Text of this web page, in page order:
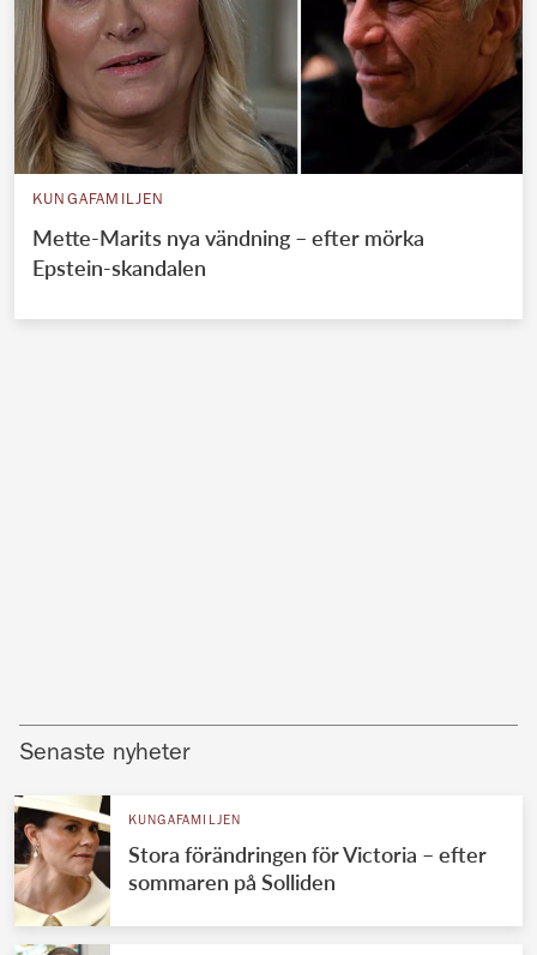
KUNGAFAMILJEN
Mette-Marits nya vändning – efter mörka
Epstein-skandalen
Senaste nyheter
KUNGAFAMILJEN
Stora förändringen för Victoria – efter
sommaren på Solliden